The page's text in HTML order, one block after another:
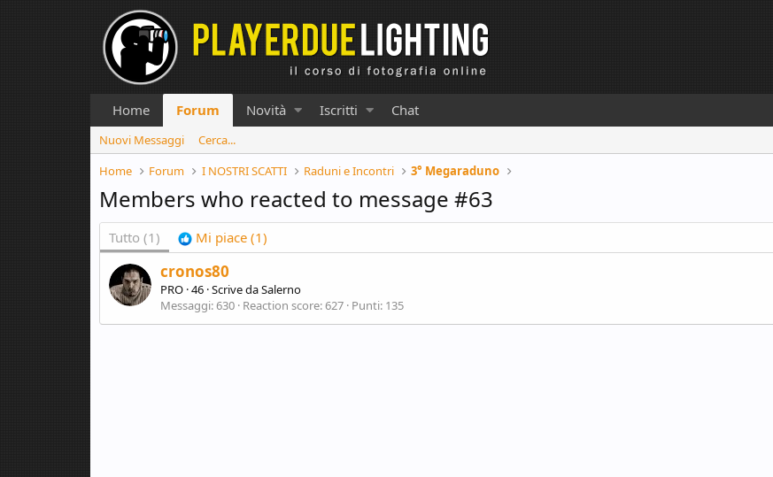
Home Forum Novità Iscritti Chat
Nuovi Messaggi
Cerca...
Home
Forum I NOSTRI SCATTI Raduni e Incontri 3° Megaraduno
Members who reacted to message #63
Tutto (1) Mi piace (1)
cronos80
PRO ·46 ·Scrive daSalerno
Messaggi 630 Reaction score 627 Punti 135